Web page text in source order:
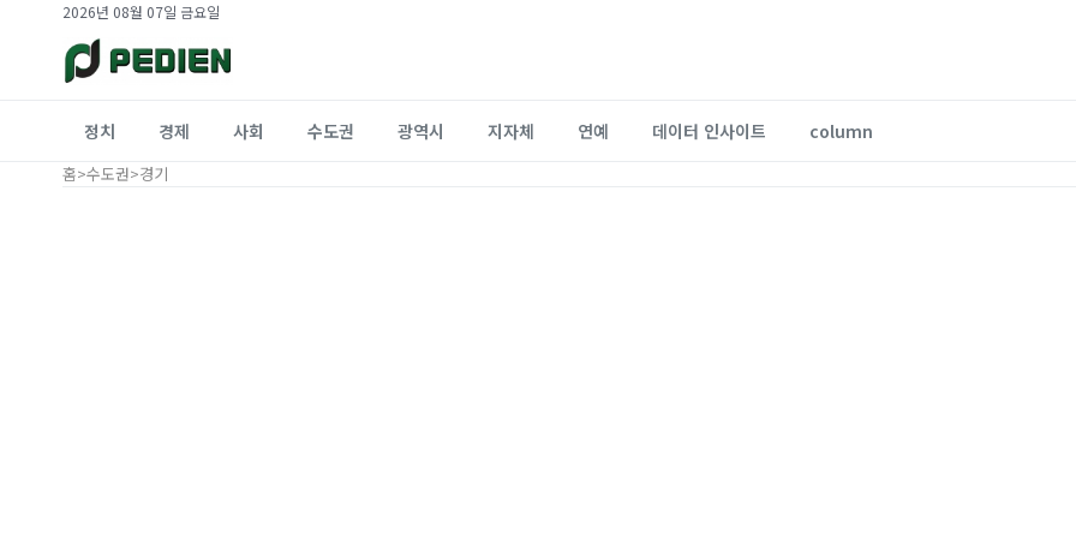
2026년 08월 07일 금요일
정치 경제 사회 수도권 광역시 지자체 연예 데이터 인사이트 column
홈>수도권>경기